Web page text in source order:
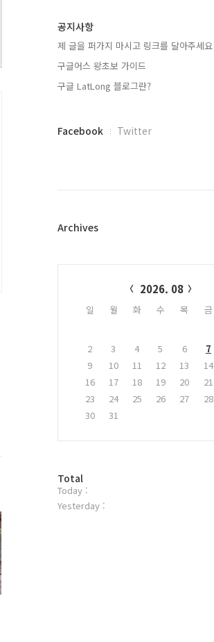
글
공지사항
제 글을 퍼가지 마시고 링크를 달아주세요
구글어스 왕초보 가이드
구글 LatLong 블로그란?
페
플
Facebook Twitter
Archives
2026. 08
일 월 화 수 목 금
2
3 4 5 6 7
9
10 11 12 13 14
16
17 18 19 20 21
23
24 25 26 27 28
30
31
방
문
자
Total
Today :
Yesterday :